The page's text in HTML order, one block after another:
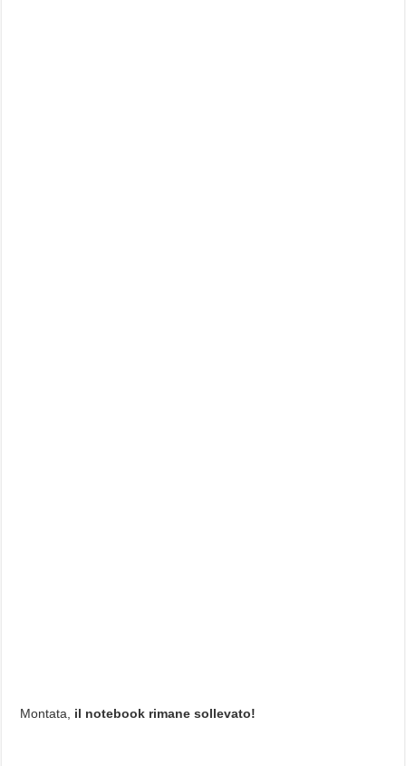
Montata, il notebook rimane sollevato!